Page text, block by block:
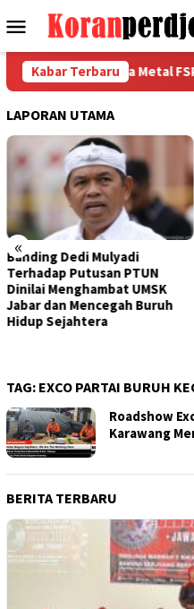
ke
Menu
Mobile
Kabar Terbaru
Akbar Garda Metal FSPMI
LAPORAN UTAMA
«
PTUN
UMSK
Buruh
Bapak Aing
Banding, MA
Mengubur
UMSK Jawa Barat
TAG: EXCO PARTAI BURUH
Roadshow
Karawang
BERITA TERBARU